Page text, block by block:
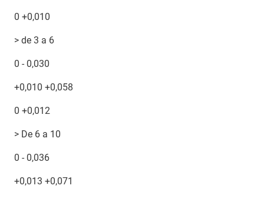
0 +0,010
> de 3 a 6
0 - 0,030
+0,010 +0,058
0 +0,012
> De 6 a 10
0 - 0,036
+0,013 +0,071